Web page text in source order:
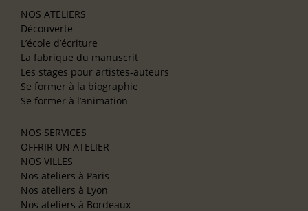
NOS ATELIERS
Découverte
L’école d’écriture
La fabrique du manuscrit
Les stages pour artistes-auteurs
Se former à la biographie
Se former à l’animation
NOS SERVICES
OFFRIR UN ATELIER
NOS VILLES
Nos ateliers à Paris
Nos ateliers à Lyon
Nos ateliers à Bordeaux